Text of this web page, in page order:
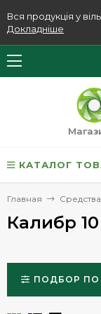
Вся продукція у
Докладніше
КАТАЛОГ
Главная
Калибр
ПОДБОР ПО